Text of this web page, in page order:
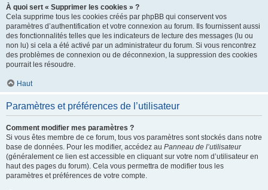
À quoi sert « Supprimer les cookies » ?
Cela supprime tous les cookies créés par phpBB qui conservent vos
paramètres d’authentification et votre connexion au forum. Ils fournissent aussi
des fonctionnalités telles que les indicateurs de lecture des messages (lu ou
non lu) si cela a été activé par un administrateur du forum. Si vous rencontrez
des problèmes de connexion ou de déconnexion, la suppression des cookies
pourrait les résoudre.
Haut
Paramètres et préférences de l’utilisateur
Comment modifier mes paramètres ?
Si vous êtes membre de ce forum, tous vos paramètres sont stockés dans notre
base de données. Pour les modifier, accédez au Panneau de l’utilisateur
(généralement ce lien est accessible en cliquant sur votre nom d’utilisateur en
haut des pages du forum). Cela vous permettra de modifier tous les
paramètres et préférences de votre compte.